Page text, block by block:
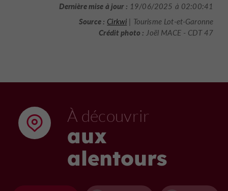
Dernière mise à jour : 19/06/2025 à 02:00:41
Source : Cirkwi | Tourisme Lot-et-Garonne
Crédit photo : Joël MACE - CDT 47
À découvrir
aux
alentours